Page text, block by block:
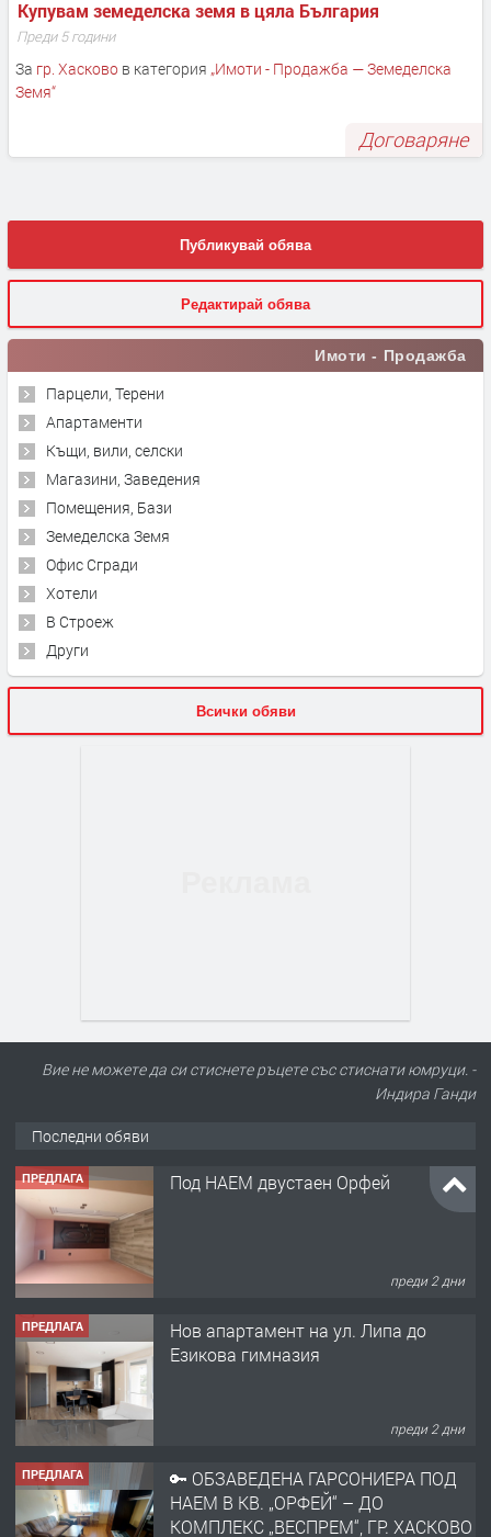
Купувам земеделска земя в цяла България
Преди 5 години
За гр. Хасковов категория „Имоти - Продажба — Земеделска
Земя“
Договаряне
Публикувай обява
Редактирай обява
Имоти - Продажба
Парцели, Терени
Апартаменти
Къщи, вили, селски
Магазини, Заведения
Помещения, Бази
Земеделска Земя
Офис Сгради
Хотели
В Строеж
Други
Всички обяви
Вие не можете да си стиснете ръцете със стиснати юмруци. -
Индира Ганди
Последни обяви
ПРЕДЛАГА Под НАЕМ двустаен Орфей
преди 2 дни
ПРЕДЛАГА
Нов апартамент на ул. Липа до
Езикова гимназия
преди 2 дни
ПРЕДЛАГА
🔑 ОБЗАВЕДЕНА ГАРСОНИЕРА ПОД
НАЕМ В КВ. „ОРФЕЙ“ – ДО
КОМПЛЕКС „ВЕСПРЕМ“, ГР. ХАСКОВО